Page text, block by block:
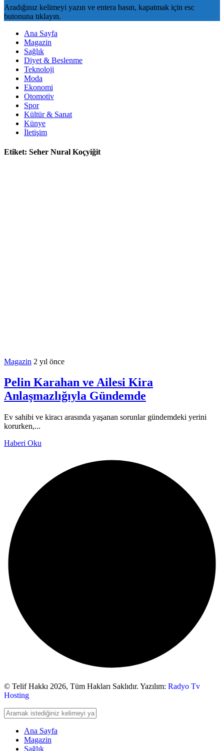
Aradığınız kelimeyi yazın ve entera basın, kapatmak için esc
butonuna tıklayın.
Ana Sayfa
Magazin
Sağlık
Diyet & Beslenme
Teknoloji
Moda
Ekonomi
Otomotiv
Spor
Kültür & Sanat
Künye
İletişim
Etiket: Seher Nural Koçyiğit
Magazin 2 yıl önce
Pelin Karahan ve Ailesi Kira
Anlaşmazlığıyla Gündemde
Ev sahibi ve kiracı arasında yaşanan sorunlar gündemdeki yerini
korurken,...
Haberi Oku
© Telif Hakkı 2026, Tüm Hakları Saklıdır. Yazılım: Radyo Tv
Hosting
Ana Sayfa
Magazin
Sağlık